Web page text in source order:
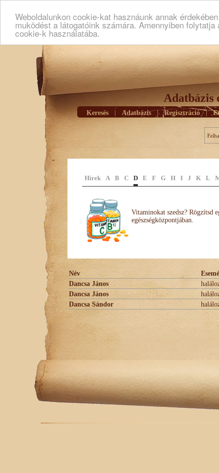
Weboldalunkon cookie-kat hasznáunk annak
muködést a látogatóink számára. Amennyiben
cookie-k használatába.
Adatbázis
Keresés Adatbázis | Regisztráció |
Hírek A B C D E F G H I J K L
Vitaminokat szedsz? Rögzítsd
egészségközpontjában.
Név
Dancsa János
Dancsa János
Dancsa Sándor